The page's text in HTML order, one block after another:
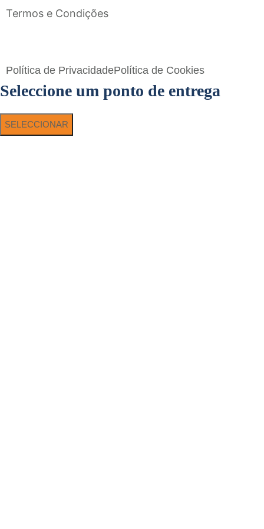
Termos e Condições
Política de PrivacidadePolítica de Cookies
Seleccione um ponto de entrega
SELECCIONAR